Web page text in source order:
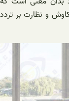
و نظارت بر تردد